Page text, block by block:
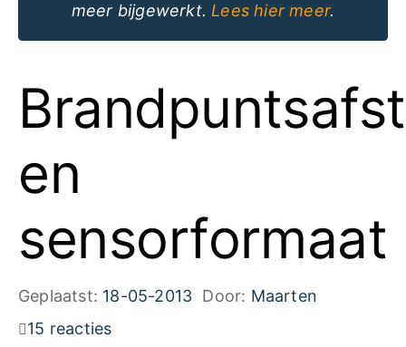
meer bijgewerkt. Lees hier meer.
en
sensorformaat
Geplaatst: 18-05-2013 Door: Maarten
15 reacties